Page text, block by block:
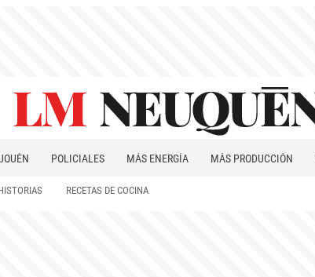
POLICIALES MÁS ENERGÍA MÁS PRODUCCIÓN
RECETAS DE COCINA